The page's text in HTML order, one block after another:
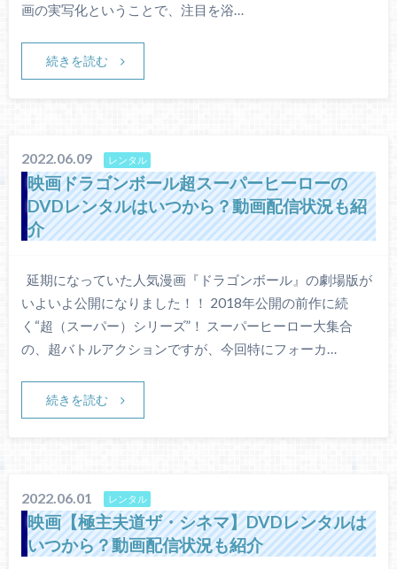
画の実写化ということで、注目を浴…
続きを読む
2022.06.09 レンタル
映画ドラゴンボール超スーパーヒーローの
DVDレンタルはいつから？動画配信状況も紹
介
延期になっていた人気漫画『ドラゴンボール』の劇場版が
いよいよ公開になりました！！ 2018年公開の前作に続
く“超（スーパー）シリーズ”！ スーパーヒーロー大集合
の、超バトルアクションですが、今回特にフォーカ…
続きを読む
2022.06.01 レンタル
映画【極主夫道ザ・シネマ】DVDレンタルは
いつから？動画配信状況も紹介